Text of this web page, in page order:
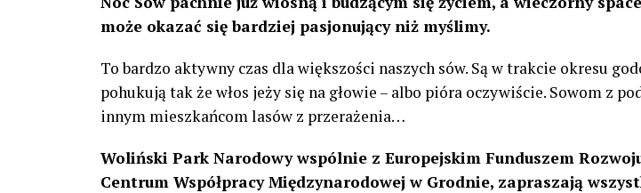
może okazać się bardziej pasjonujący niż myślimy.
To bardzo aktywny czas dla większości naszych sów. Są w trakcie okresu
pohukują tak że włos jeży się na głowie – albo pióra oczywiście. Sowom z
innym mieszkańcom lasów z przerażenia…
Woliński Park Narodowy wspólnie z Europejskim Funduszem
Centrum Współpracy Międzynarodowej w Grodnie, zapraszają